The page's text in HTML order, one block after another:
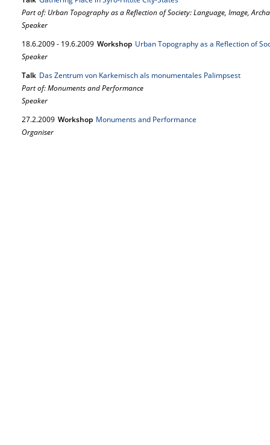
Part of: Urban Topography as a Reflection of Society: Language, Image,
Speaker
18.6.2009- 19.6.2009 Workshop Urban Topography as a Reflection of
Speaker
Talk Das Zentrum von Karkemisch als monumentales Palimpsest
Part of: Monuments and Performance
Speaker
27.2.2009 Workshop Monuments and Performance
Organiser